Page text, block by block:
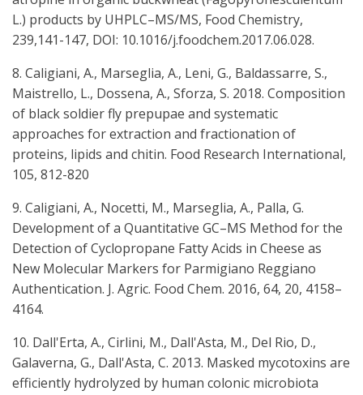
L.) products by UHPLC–MS/MS, Food Chemistry,
239,141-147, DOI: 10.1016/j.foodchem.2017.06.028.
8. Caligiani, A., Marseglia, A., Leni, G., Baldassarre, S.,
Maistrello, L., Dossena, A., Sforza, S. 2018. Composition
of black soldier fly prepupae and systematic
approaches for extraction and fractionation of
proteins, lipids and chitin. Food Research International,
105, 812-820
9. Caligiani, A., Nocetti, M., Marseglia, A., Palla, G.
Development of a Quantitative GC–MS Method for the
Detection of Cyclopropane Fatty Acids in Cheese as
New Molecular Markers for Parmigiano Reggiano
Authentication. J. Agric. Food Chem. 2016, 64, 20, 4158–
4164.
10. Dall'Erta, A., Cirlini, M., Dall'Asta, M., Del Rio, D.,
Galaverna, G., Dall'Asta, C. 2013. Masked mycotoxins are
efficiently hydrolyzed by human colonic microbiota